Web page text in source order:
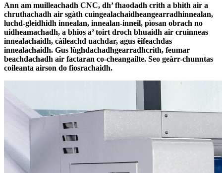
Ann am muilleachadh CNC, dh’ fhaodadh crith a bhith air a
chruthachadh air sgàth cuingealachaidheangearradhinnealan,
luchd-gleidhidh innealan, innealan-inneil, pìosan obrach no
uidheamachadh, a bhios a’ toirt droch bhuaidh air cruinneas
innealachaidh, càileachd uachdar, agus èifeachdas
innealachaidh. Gus lùghdachadhgearradhcrith, feumar
beachdachadh air factaran co-cheangailte. Seo geàrr-chunntas
coileanta airson do fiosrachaidh.